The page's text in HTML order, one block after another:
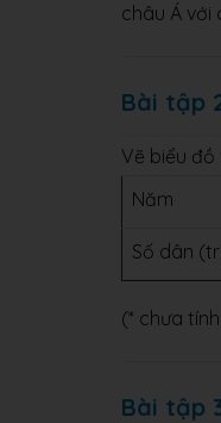
châu Á với
Bài tập
Vẽ biểu đồ
Năm
Số dân
(* chưa
Bài tập